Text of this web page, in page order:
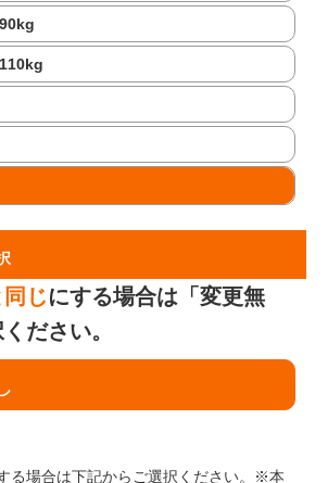
じにする場合は「変更無
ださい。
る場合は下記からご選択ください。※本